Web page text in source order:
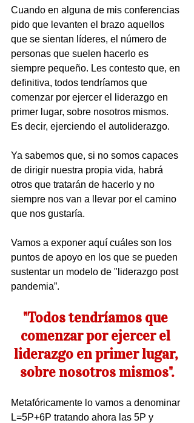
Cuando en alguna de mis conferencias
pido que levanten el brazo aquellos
que se sientan líderes, el número de
personas que suelen hacerlo es
siempre pequeño. Les contesto que, en
definitiva, todos tendríamos que
comenzar por ejercer el liderazgo en
primer lugar, sobre nosotros mismos.
Es decir, ejerciendo el autoliderazgo.
Ya sabemos que, si no somos capaces
de dirigir nuestra propia vida, habrá
otros que tratarán de hacerlo y no
siempre nos van a llevar por el camino
que nos gustaría.
Vamos a exponer aquí cuáles son los
puntos de apoyo en los que se pueden
sustentar un modelo de "liderazgo post
pandemia”.
"Todos tendríamos que
comenzar por ejercer el
liderazgo en primer lugar,
sobre nosotros mismos".
Metafóricamente lo vamos a denominar
L=5P+6P tratando ahora las 5P y